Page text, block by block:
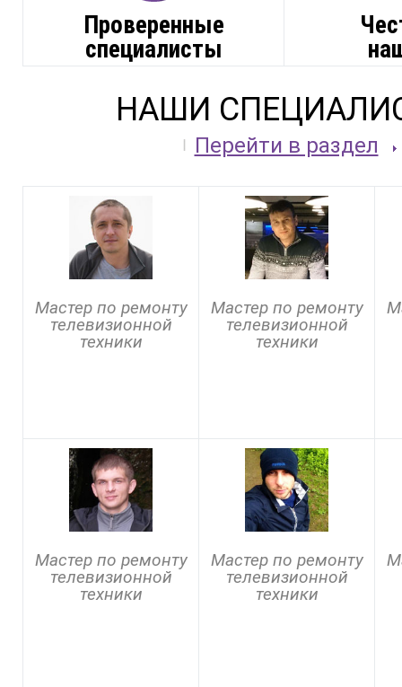
Проверенные
специалисты
НАШИ
Перейти в раздел
Мастер по ремонту
телевизионной
техники
Мастер по ремонту
телевизионной
техники
Мастер по ремонту
телевизионной
техники
Мастер по ремонту
телевизионной
техники